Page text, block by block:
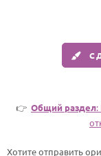
По именам
👉 Общий раздел
Хотите отправить